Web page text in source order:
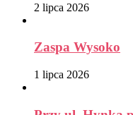
2 lipca 2026
Zaspa Wysoko
1 lipca 2026